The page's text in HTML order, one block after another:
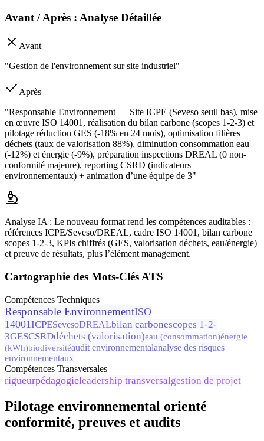
Avant / Après : Analyse Détaillée
Avant
"Gestion de l'environnement sur site industriel"
Après
"Responsable Environnement — Site ICPE (Seveso seuil bas), mise
en œuvre ISO 14001, réalisation du bilan carbone (scopes 1-2-3) et
pilotage réduction GES (-18% en 24 mois), optimisation filières
déchets (taux de valorisation 88%), diminution consommation eau
(-12%) et énergie (-9%), préparation inspections DREAL (0 non-
conformité majeure), reporting CSRD (indicateurs
environnementaux) + animation d’une équipe de 3"
Analyse IA : Le nouveau format rend les compétences auditables :
références ICPE/Seveso/DREAL, cadre ISO 14001, bilan carbone
scopes 1-2-3, KPIs chiffrés (GES, valorisation déchets, eau/énergie)
et preuve de résultats, plus l’élément management.
Cartographie des Mots-Clés ATS
Compétences Techniques
Responsable EnvironnementISO
14001ICPESevesoDREALbilan carbonescopes 1-2-
3GESCSRDdéchets (valorisation)eau (consommation)énergie
(kWh)biodiversitéaudit environnementalanalyse des risques
environnementaux
Compétences Transversales
rigueurpédagogieleadership transversalgestion de projet
Pilotage environnemental orienté
conformité, preuves et audits